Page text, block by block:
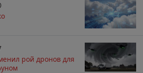
рой дронов для